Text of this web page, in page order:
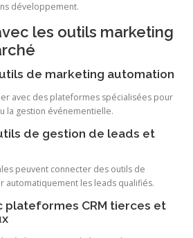
développement.
les outils marketing
de marketing automation
avec des plateformes spécialisées pour
la gestion événementielle.
de gestion de leads et
peuvent connecter des outils de
automatiquement les leads qualifiés.
plateformes CRM tierces et